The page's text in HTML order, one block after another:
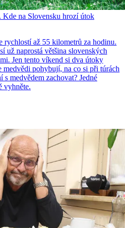
Kde na Slovensku hrozí útok
rychlostí až 55 kilometrů za hodinu.
už naprostá většina slovenských
Jen tento víkend si dva útoky
pohybují, na co si při túrách
s medvědem zachovat? Jedné
vyhněte.